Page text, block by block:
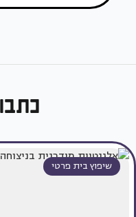
שיפוץ בית פרטי